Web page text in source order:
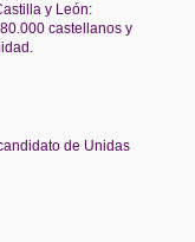
y León:
castellanos y
de Unidas